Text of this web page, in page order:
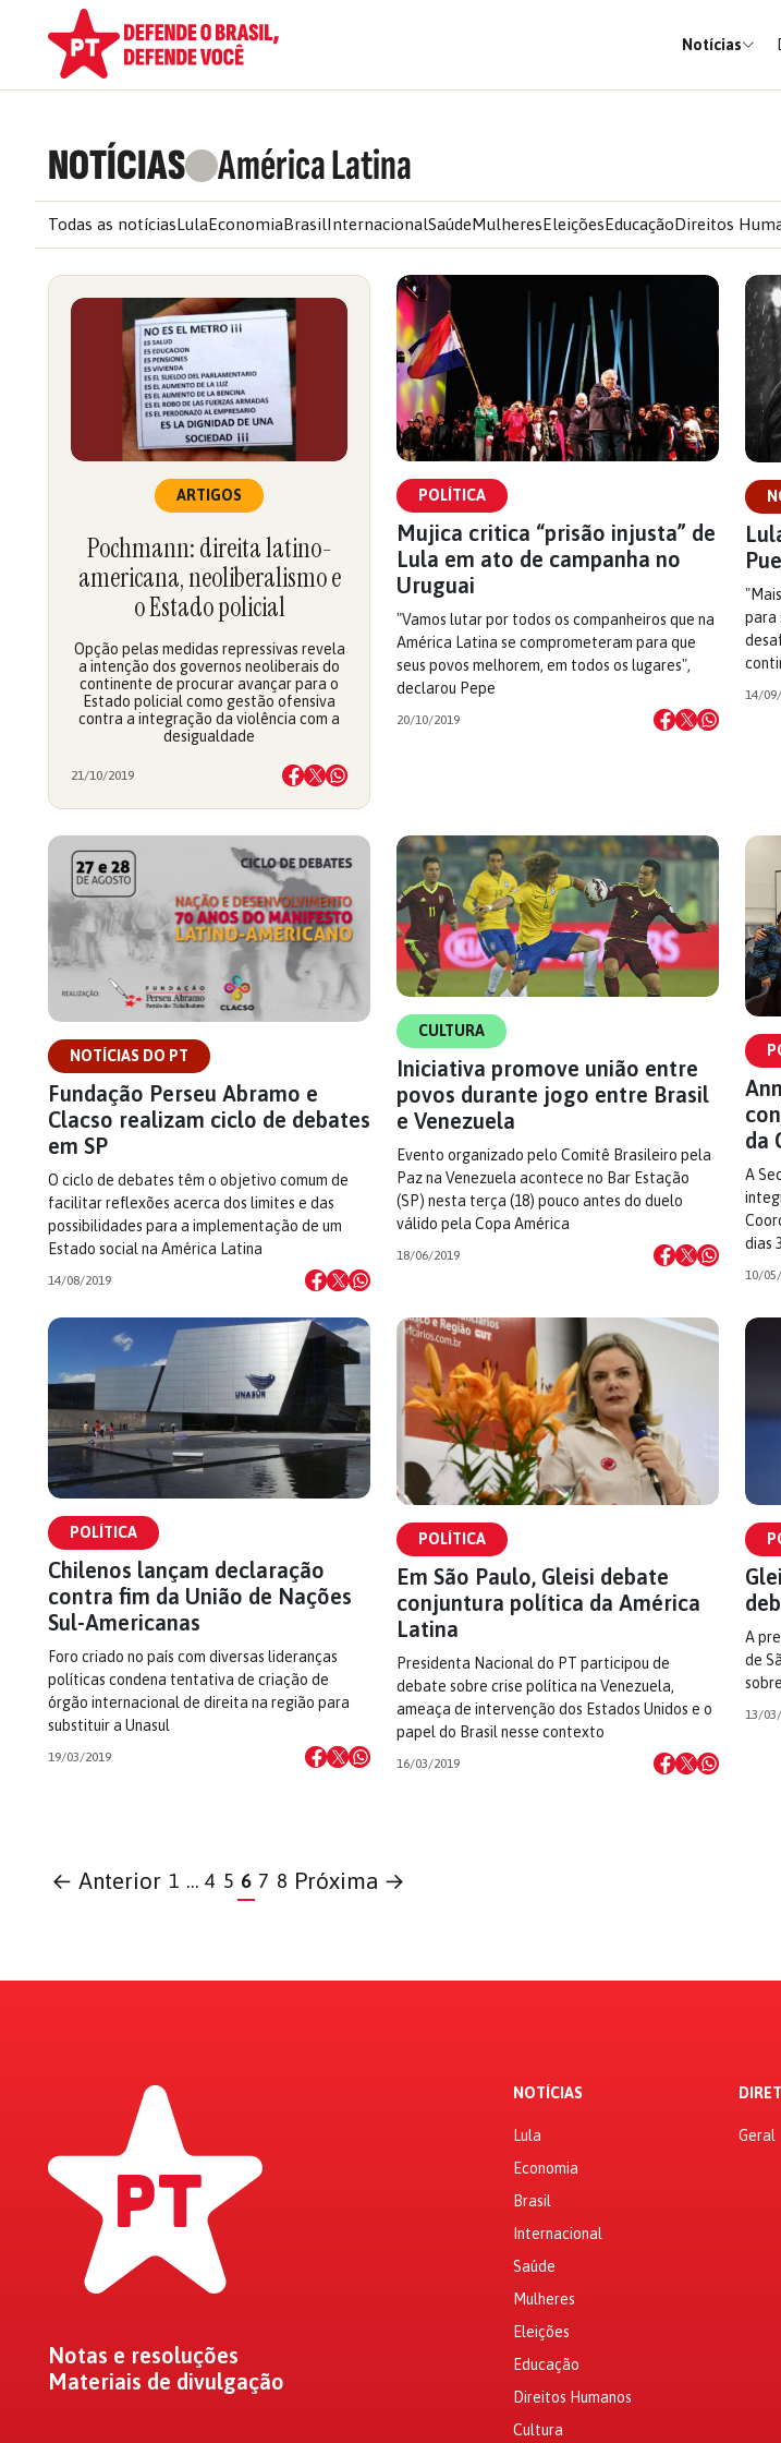
Notícias
NOTÍCIAS América Latina
Todas as notíciasLulaEconomiaBrasilInternacionalSaúdeMulheresEleiçõesEducaçãoDireitos
ARTIGOS
Pochmann: direita latino-
americana, neoliberalismo e
o Estado policial
Opção pelas medidas repressivas revela
a intenção dos governos neoliberais do
continente de procurar avançar para o
Estado policial como gestão ofensiva
contra a integração da violência com a
desigualdade
21/10/2019
POLÍTICA
Mujica critica “prisão injusta” de
Lula em ato de campanha no
Uruguai
"Vamos lutar por todos os companheiros que na
América Latina se comprometeram para que
seus povos melhorem, em todos os lugares",
declarou Pepe
20/10/2019
para
14/
NOTÍCIAS DO PT
Fundação Perseu Abramo e
Clacso realizam ciclo de debates
em SP
O ciclo de debates têm o objetivo comum de
facilitar reflexões acerca dos limites e das
possibilidades para a implementação de um
Estado social na América Latina
14/08/2019
CULTURA
Iniciativa promove união entre
povos durante jogo entre Brasil
e Venezuela
Evento organizado pelo Comitê Brasileiro pela
Paz na Venezuela acontece no Bar Estação
(SP) nesta terça (18) pouco antes do duelo
válido pela Copa América
18/06/2019
da
A
dias
10/
POLÍTICA
Chilenos lançam declaração
contra fim da União de Nações
Sul-Americanas
Foro criado no país com diversas lideranças
políticas condena tentativa de criação de
órgão internacional de direita na região para
substituir a Unasul
19/03/2019
POLÍTICA
Em São Paulo, Gleisi debate
conjuntura política da América
Latina
Presidenta Nacional do PT participou de
debate sobre crise política na Venezuela,
ameaça de intervenção dos Estados Unidos e o
papel do Brasil nesse contexto
16/03/2019
A
de
13/
← Anterior 1 … 4 5 6 7 8 Próxima →
Notas e resoluções
Materiais de divulgação
NOTÍCIAS
Lula
Economia
Brasil
Internacional
Saúde
Mulheres
Eleições
Educação
Direitos Humanos
Cultura
Geral